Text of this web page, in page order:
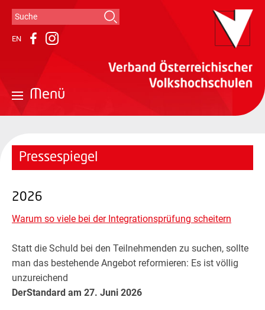
Suchformular
Suche
EN FacebookInstagram
Menü
Pressespiegel
2026
Warum so viele bei der Integrationsprüfung scheitern
Statt die Schuld bei den Teilnehmenden zu suchen, sollte
man das bestehende Angebot reformieren: Es ist völlig
unzureichend
DerStandard am 27. Juni 2026